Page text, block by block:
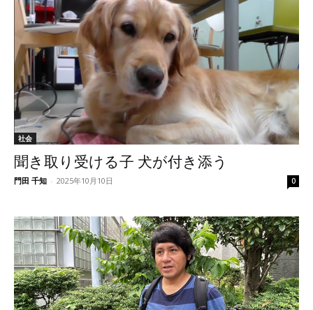
社会
聞き取り受ける子 犬が付き添う
門田 千知 - 2025年10月10日 0